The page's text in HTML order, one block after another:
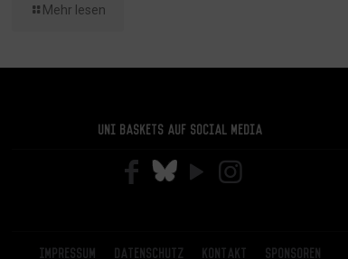
Mehr lesen
Uni Baskets auf Social Media
Impressum Datenschutz Kontakt Sponsoren